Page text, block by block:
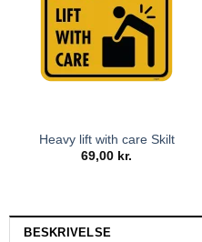
Heavy lift with care Skilt
69,00 kr.
BESKRIVELSE